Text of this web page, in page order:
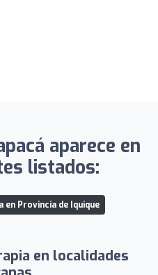
aparece en
listados:
Provincia de Iquique
en localidades